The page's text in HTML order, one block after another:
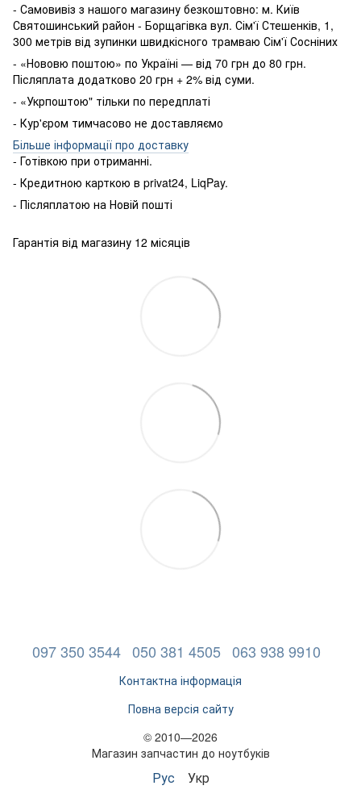
- Самовивіз з нашого магазину безкоштовно: м. Київ
Святошинський район - Борщагівка вул. Сім'ї Стешенків, 1,
300 метрів від зупинки швидкісного трамваю Сім'ї Сосніних
- «Нововю поштою» по Україні — від 70 грн до 80 грн.
Післяплата додатково 20 грн + 2% від суми.
- «Укрпоштою" тільки по передплаті
- Кур'єром тимчасово не доставляємо
Більше інформації про доставку
- Готівкою при отриманні.
- Кредитною карткою в privat24, LiqPay.
- Післяплатою на Новій пошті
Гарантія від магазину 12 місяців
097 350 3544 050 381 4505 063 938 9910
Контактна інформація
Повна версія сайту
© 2010—2026
Магазин запчастин до ноутбуків
Рус Укр